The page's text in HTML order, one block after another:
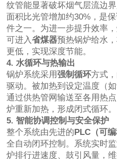
纹管能显著破坏烟气层流边
面积比光管增加约30%，是
件之一。为进一步提升效率
可进入省煤器预热锅炉给水
更低，实现深度节能。
4. 水循环与热输出
锅炉系统采用强制循环方式
驱动。被加热到设定温度（
通过供热管网输送至各用热
炉重新加热，形成闭式循环。
5. 智能协调控制与安全保护
整个系统由先进的 PLC（可
全自动闭环控制。系统实时
炉排行进速度、鼓引风量，